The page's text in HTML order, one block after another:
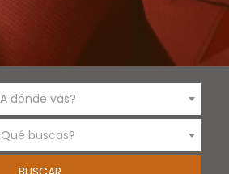
dónde vas?
buscas?